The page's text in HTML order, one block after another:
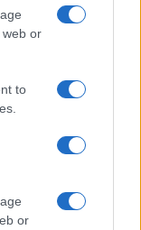
web or
to
or
Avis Olbia al
in calo
ma il tour